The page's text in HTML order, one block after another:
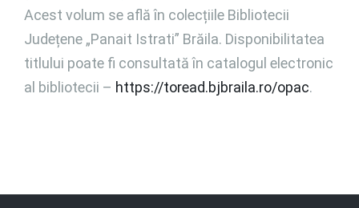
Acest volum se află în colecțiile Bibliotecii
Județene „Panait Istrati” Brăila. Disponibilitatea
titlului poate fi consultată în catalogul electronic
al bibliotecii – https://toread.bjbraila.ro/opac.